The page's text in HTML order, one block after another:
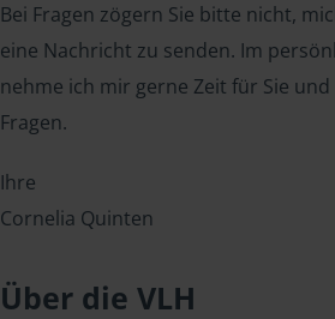
Bei Fragen zögern Sie bitte nicht,
eine Nachricht zu senden. Im
nehme ich mir gerne Zeit für Sie
Fragen.
Ihre
Cornelia Quinten
Über die VLH